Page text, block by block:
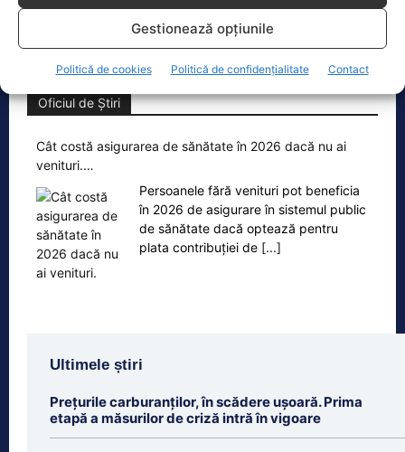
Gestionează opțiunile
Politică de cookies Politică de confidențialitate Contact
Oficiul de Știri
Cât costă asigurarea de sănătate în 2026 dacă nu ai
venituri.…
Persoanele fără venituri pot beneficia
în 2026 de asigurare în sistemul public
de sănătate dacă optează pentru
plata contribuției de [...]
Ultimele știri
Prețurile carburanților, în scădere ușoară. Prima
etapă a măsurilor de criză intră în vigoare